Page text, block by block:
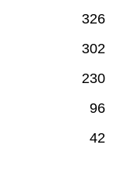
326
302
230
96
42